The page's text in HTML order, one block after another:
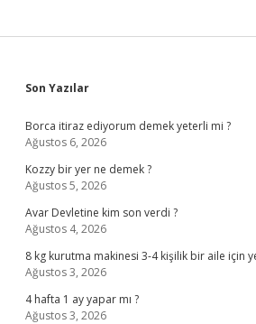
Sidebar
Son Yazılar
Borca itiraz ediyorum demek yeterli mi ?
Ağustos 6, 2026
Kozzy bir yer ne demek ?
Ağustos 5, 2026
Avar Devletine kim son verdi ?
Ağustos 4, 2026
8 kg kurutma makinesi 3-4 kişilik bir aile için
Ağustos 3, 2026
4 hafta 1 ay yapar mı ?
Ağustos 3, 2026